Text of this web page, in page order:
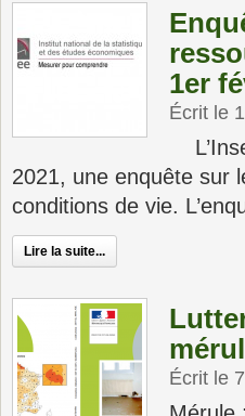
1er
Écrit le
2021, une enquête sur
conditions de vie.
Lire la suite...
Écrit le